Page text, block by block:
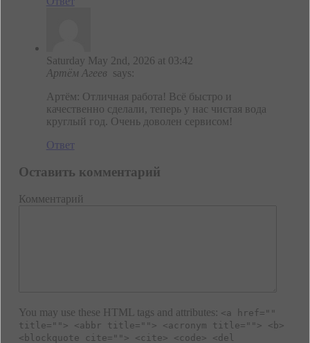
Saturday May 2nd, 2026 at 03:42
Артём Агеев says:
Артём: Отличная работа! Всё быстро и
качественно сделали, теперь у нас чистая вода
круглый год. Очень доволен сервисом!
Ответ
Оставить комментарий
Комментарий
You may use these HTML tags and attributes: <a href=""
title=""> <abbr title=""> <acronym title=""> <b>
<blockquote cite=""> <cite> <code> <del